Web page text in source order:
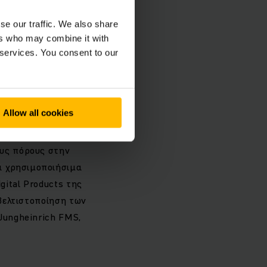
our traffic. We also share
who may combine it with
You consent to our
Allow all cookies
και
και της
λειτουργίας
πελάτες μπορούν
μέσω του
πόρους στην
Products της
των
FMS,